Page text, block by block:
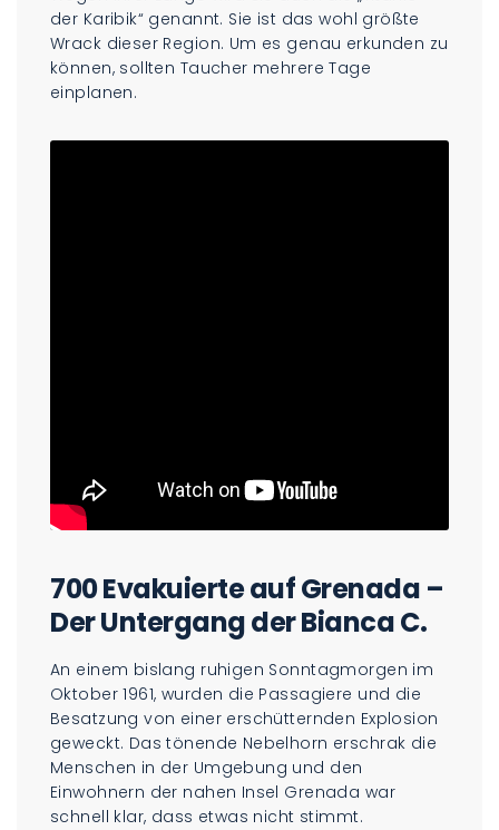
der Karibik“ genannt. Sie ist das wohl größte
Wrack dieser Region. Um es genau erkunden zu
können, sollten Taucher mehrere Tage
einplanen.
700 Evakuierte auf Grenada –
Der Untergang der Bianca C.
An einem bislang ruhigen Sonntagmorgen im
Oktober 1961, wurden die Passagiere und die
Besatzung von einer erschütternden Explosion
geweckt. Das tönende Nebelhorn erschrak die
Menschen in der Umgebung und den
Einwohnern der nahen Insel Grenada war
schnell klar, dass etwas nicht stimmt.